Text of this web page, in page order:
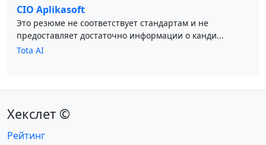
CIO Aplikasoft
Это резюме не соответствует стандартам и не
предоставляет достаточно информации о канди...
Tota AI
Хекслет ©
Рейтинг